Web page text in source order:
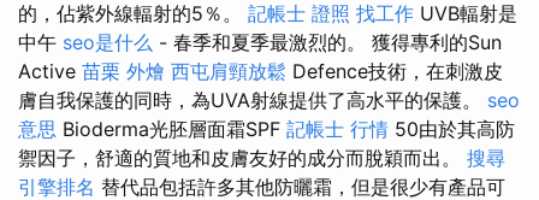
的，佔紫外線輻射的5％。 記帳士 證照 找工作 UVB輻射是
中午 seo是什么 - 春季和夏季最激烈的。 獲得專利的Sun
Active 苗栗 外燴 西屯肩頸放鬆 Defence技術，在刺激皮
膚自我保護的同時，為UVA射線提供了高水平的保護。 seo
意思 Bioderma光胚層面霜SPF 記帳士 行情 50由於其高防
禦因子，舒適的質地和皮膚友好的成分而脫穎而出。 搜尋
引擎排名 替代品包括許多其他防曬霜，但是很少有產品可